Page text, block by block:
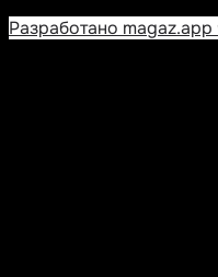
Разработано magaz.app